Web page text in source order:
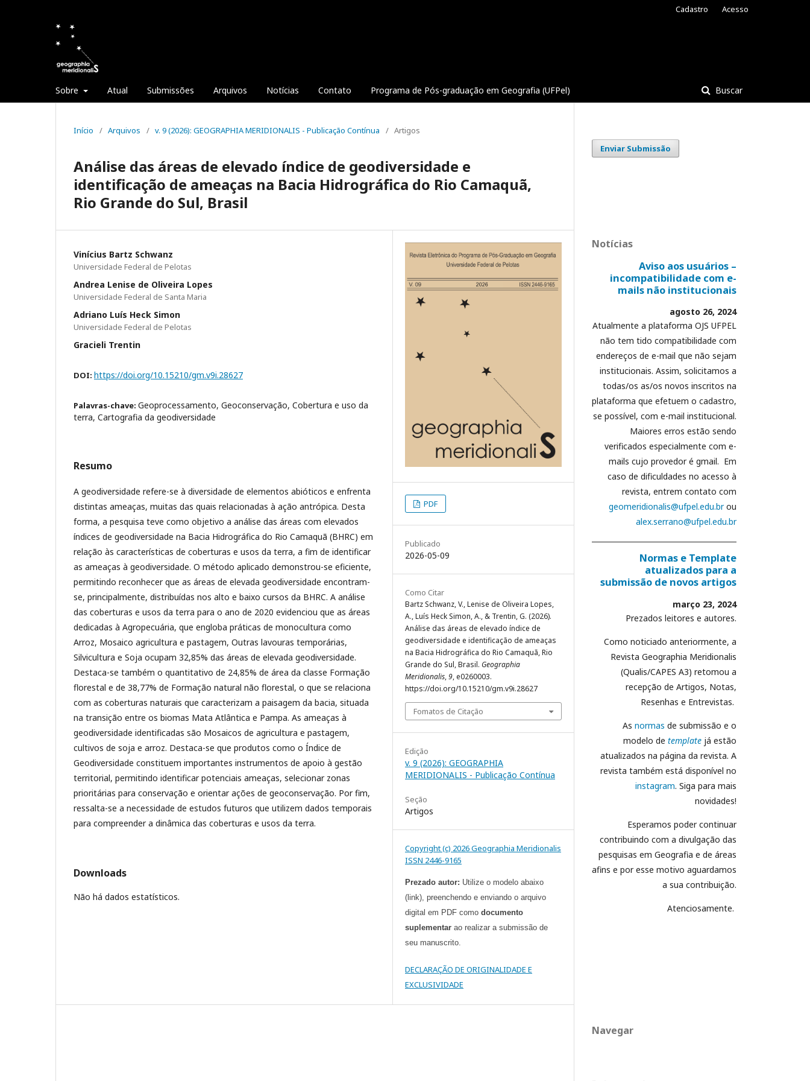
Sobre Atual Submissões Arquivos Notícias Contato Programa de Pós-graduação em Geografia (UFPel) Buscar
Cadastro Acesso
Início / Arquivos / v. 9 (2026): GEOGRAPHIA MERIDIONALIS - Publicação Contínua / Artigos
Análise das áreas de elevado índice de geodiversidade e
identificação de ameaças na Bacia Hidrográfica do Rio Camaquã,
Rio Grande do Sul, Brasil
Vinícius Bartz Schwanz
Universidade Federal de Pelotas
Andrea Lenise de Oliveira Lopes
Universidade Federal de Santa Maria
Adriano Luís Heck Simon
Universidade Federal de Pelotas
Gracieli Trentin
DOI: https://doi.org/10.15210/gm.v9i.28627
Palavras-chave: Geoprocessamento, Geoconservação, Cobertura e uso da
terra, Cartografia da geodiversidade
Resumo
A geodiversidade refere-se à diversidade de elementos abióticos e enfrenta
distintas ameaças, muitas das quais relacionadas à ação antrópica. Desta
forma, a pesquisa teve como objetivo a análise das áreas com elevados
índices de geodiversidade na Bacia Hidrográfica do Rio Camaquã (BHRC) em
relação às características de coberturas e usos da terra, a fim de identificar
as ameaças à geodiversidade. O método aplicado demonstrou-se eficiente,
permitindo reconhecer que as áreas de elevada geodiversidade encontram-
se, principalmente, distribuídas nos alto e baixo cursos da BHRC. A análise
das coberturas e usos da terra para o ano de 2020 evidenciou que as áreas
dedicadas à Agropecuária, que engloba práticas de monocultura como
Arroz, Mosaico agricultura e pastagem, Outras lavouras temporárias,
Silvicultura e Soja ocupam 32,85% das áreas de elevada geodiversidade.
Destaca-se também o quantitativo de 24,85% de área da classe Formação
florestal e de 38,77% de Formação natural não florestal, o que se relaciona
com as coberturas naturais que caracterizam a paisagem da bacia, situada
na transição entre os biomas Mata Atlântica e Pampa. As ameaças à
geodiversidade identificadas são Mosaicos de agricultura e pastagem,
cultivos de soja e arroz. Destaca-se que produtos como o Índice de
Geodiversidade constituem importantes instrumentos de apoio à gestão
territorial, permitindo identificar potenciais ameaças, selecionar zonas
prioritárias para conservação e orientar ações de geoconservação. Por fim,
ressalta-se a necessidade de estudos futuros que utilizem dados temporais
para compreender a dinâmica das coberturas e usos da terra.
Downloads
Não há dados estatísticos.
PDF
Publicado
2026-05-09
Como Citar
Bartz Schwanz, V., Lenise de Oliveira Lopes,
A., Luís Heck Simon, A., & Trentin, G. (2026).
Análise das áreas de elevado índice de
geodiversidade e identificação de ameaças
na Bacia Hidrográfica do Rio Camaquã, Rio
Grande do Sul, Brasil. Geographia
Meridionalis,9, e0260003.
https://doi.org/10.15210/gm.v9i.28627
Fomatos de Citação
Edição
v. 9 (2026): GEOGRAPHIA
MERIDIONALIS - Publicação Contínua
Seção
Artigos
Copyright (c) 2026 Geographia Meridionalis
ISSN 2446-9165
Prezado autor: Utilize o modelo abaixo
(link), preenchendo e enviando o arquivo
digital em PDF como documento
suplementar ao realizar a submissão de
seu manuscrito.
DECLARAÇÃO DE ORIGINALIDADE E
EXCLUSIVIDADE
Enviar Submissão
Notícias
Aviso aos usuários –
incompatibilidade com e-
mails não institucionais
agosto 26, 2024
Atualmente a plataforma OJS UFPEL
não tem tido compatibilidade com
endereços de e-mail que não sejam
institucionais. Assim, solicitamos a
todas/os as/os novos inscritos na
plataforma que efetuem o cadastro,
se possível, com e-mail institucional.
Maiores erros estão sendo
verificados especialmente com e-
mails cujo provedor é gmail. Em
caso de dificuldades no acesso à
revista, entrem contato com
geomeridionalis@ufpel.edu.brou
alex.serrano@ufpel.edu.br
Normas e Template
atualizados para a
submissão de novos artigos
março 23, 2024
Prezados leitores e autores.
Como noticiado anteriormente, a
Revista Geographia Meridionalis
(Qualis/CAPES A3) retomou a
recepção de Artigos, Notas,
Resenhas e Entrevistas.
As normas de submissão e o
modelo de template já estão
atualizados na página da revista. A
revista também está disponível no
instagram. Siga para mais
novidades!
Esperamos poder continuar
contribuindo com a divulgação das
pesquisas em Geografia e de áreas
afins e por esse motivo aguardamos
a sua contribuição.
Atenciosamente.
Navegar